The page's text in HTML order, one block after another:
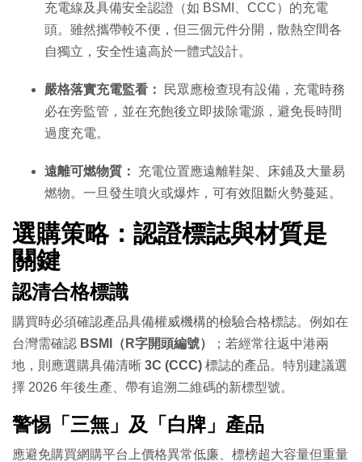
充電線及具備安全認證（如 BSMI、CCC）的充電
頭。雖然攜帶較不便，但三個元件分開，散熱空間各
自獨立，安全性遠高於一體式設計。
嚴格落實充電監看：
民眾應檢查現有設備，充電時務
必在旁監管，並在充飽後立即拔除電源，避免長時間
過度充電。
遠離可燃物質：
充電位置應遠離鞋架、床鋪及大量易
燃物。一旦發生噴火或爆炸，可有效阻斷火勢蔓延。
選購策略：認證標誌與材質是
關鍵
認清合格標識
購買時必須確認產品具備權威機構的檢驗合格標誌。例如在
台灣需確認 BSMI（R字開頭編號）
；若經常往返中港兩
地，則應選購具備清晰 3C (CCC) 標誌的產品。特別建議選
擇 2026 年後生產、帶有追溯二維碼的新標型號。
警惕「三無」及「白牌」產品
應避免購買網購平台上價格異常低廉、標榜超大容量但重量